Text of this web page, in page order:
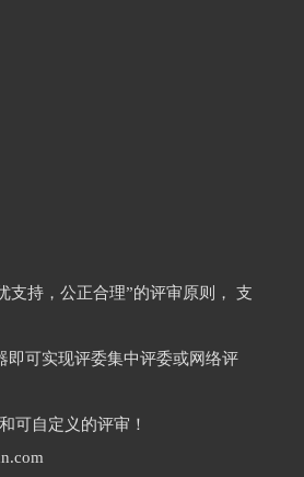
支持，公正合理”的评审原则， 支
即可实现评委集中评委或网络评
可自定义的评审！